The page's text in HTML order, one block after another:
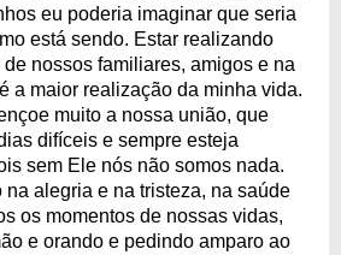
eu poderia imaginar que seria
está sendo. Estar realizando
nossos familiares, amigos e na
a maior realização da minha vida.
muito a nossa união, que
difíceis e sempre esteja
sem Ele nós não somos nada.
na alegria e na tristeza, na saúde
os momentos de nossas vidas,
e orando e pedindo amparo ao